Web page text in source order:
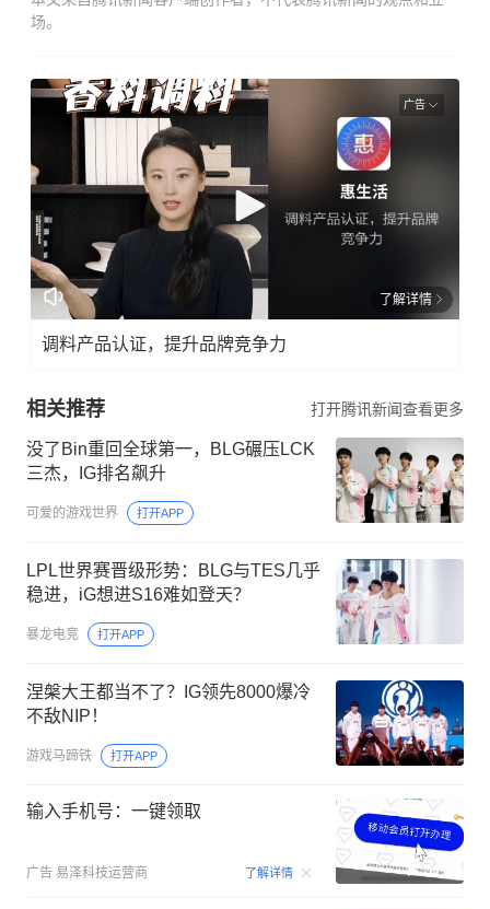
场。
广告
了解详情
调料产品认证，提升品牌竞争力
相关推荐 打开腾讯新闻查看更多
没了Bin重回全球第一，BLG碾压LCK
三杰，IG排名飙升
可爱的游戏世界 打开APP
LPL世界赛晋级形势：BLG与TES几乎
稳进，iG想进S16难如登天？
暴龙电竞 打开APP
涅槃大王都当不了？IG领先8000爆冷
不敌NIP！
游戏马蹄铁 打开APP
输入手机号：一键领取
广告 易泽科技运营商 了解详情 00:15